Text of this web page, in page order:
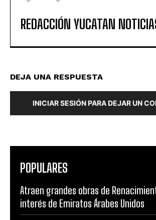
REDACCIÓN YUCATAN
DEJA UNA RESPUESTA
INICIAR SESIÓN PARA DEJAR UN
POPULARES
Atraen grandes obras de
interés de Emiratos Árabes Unidos